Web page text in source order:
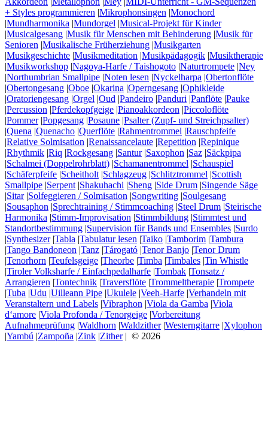
+ Styles programmieren |Mikrophonsingen |Monochord
|Mundharmonika |Mundorgel |Musical-Projekt für Kinder
|Musicalgesang |Musik für Menschen mit Behinderung |Musik für
Senioren |Musikalische Früherziehung |Musikgarten
|Musikgeschichte |Musikmeditation |Musikpädagogik |Musiktherapie
|Musikworkshop |Nagoya-Harfe / Taishogoto |Naturtrompete |Ney
|Northumbrian Smallpipe |Noten lesen |Nyckelharpa |Obertonflöte
|Obertongesang |Oboe |Okarina |Operngesang |Ophikleide
|Oratoriengesang |Orgel |Oud |Pandeiro |Panduri |Panflöte |Pauke
|Percussion |Pferdekopfgeige |Pianoakkordeon |Piccoloflöte
|Pommer|Popgesang |Posaune |Psalter (Zupf- und Streichpsalter)
|Quena |Quenacho |Querflöte |Rahmentrommel |Rauschpfeife
|Relative Solmisation |Renaissancelaute |Repetition |Repinique
|Rhythmik |Riq |Rockgesang |Santur|Saxophon |Saz |Säckpipa
|Schalmei (Doppelrohrblatt) |Schamanentrommel |Schauspiel
|Schäferpfeife |Scheitholt|Schlagzeug |Schlitztrommel |Scottish
Smallpipe |Serpent|Shakuhachi |Sheng |Side Drum |Singende Säge
|Sitar|Solfeggieren / Solmisation |Songwriting |Soulgesang
|Sousaphon |Sprechtraining / Stimmcoaching |Steel Drum |Steirische
Harmonika |Stimm-Improvisation |Stimmbildung |Stimmtest und
Standortbestimmung |Supervision für Bands und Ensembles |Surdo
|Synthesizer|Tabla |Tabulatur lesen |Taiko |Tamborim |Tambura
|Tango Bandoneon |Tanz |Tárogató |Tenor Banjo |Tenor Drum
|Tenorhorn |Teufelsgeige |Theorbe |Timba |Timbales |Tin Whistle
|Tiroler Volksharfe / Einfachpedalharfe |Tombak |Tonsatz /
Arrangieren |Tontechnik |Traversflöte |Trommeltherapie |Trompete
|Tuba |Udu |Uilleann Pipe |Ukulele |Veeh-Harfe |Verhandeln mit
Veranstaltern und Labels |Vibraphon |Viola da Gamba |Viola
d‘amore |Viola Profonda / Tenorgeige |Vorbereitung
Aufnahmeprüfung |Waldhorn |Waldzither|Westerngitarre |Xylophon
|Yambú |Zampoña |Zink |Zither| © 2026